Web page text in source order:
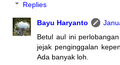
Replies
Bayu Haryanto
Betul aul ini
jejak penginggalan
Ada banyak loh.